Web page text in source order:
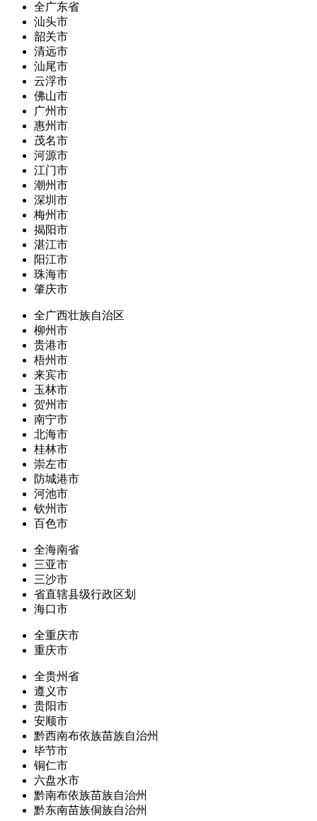
全广东省
汕头市
韶关市
清远市
汕尾市
云浮市
佛山市
广州市
惠州市
茂名市
河源市
江门市
潮州市
深圳市
梅州市
揭阳市
湛江市
阳江市
珠海市
肇庆市
全广西壮族自治区
柳州市
贵港市
梧州市
来宾市
玉林市
贺州市
南宁市
北海市
桂林市
崇左市
防城港市
河池市
钦州市
百色市
全海南省
三亚市
三沙市
省直辖县级行政区划
海口市
全重庆市
重庆市
全贵州省
遵义市
贵阳市
安顺市
黔西南布依族苗族自治州
毕节市
铜仁市
六盘水市
黔南布依族苗族自治州
黔东南苗族侗族自治州